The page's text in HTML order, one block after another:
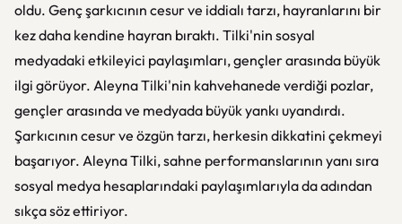
oldu. Genç şarkıcının cesur ve iddialı tarzı, hayranlarını bir
kez daha kendine hayran bıraktı. Tilki'nin sosyal
medyadaki etkileyici paylaşımları, gençler arasında büyük
ilgi görüyor. Aleyna Tilki'nin kahvehanede verdiği pozlar,
gençler arasında ve medyada büyük yankı uyandırdı.
Şarkıcının cesur ve özgün tarzı, herkesin dikkatini çekmeyi
başarıyor. Aleyna Tilki, sahne performanslarının yanı sıra
sosyal medya hesaplarındaki paylaşımlarıyla da adından
sıkça söz ettiriyor.